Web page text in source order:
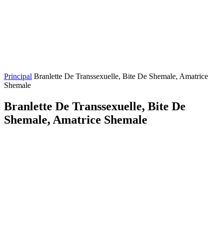
Principal Branlette De Transsexuelle, Bite De Shemale, Amatrice
Shemale
Branlette De Transsexuelle, Bite De
Shemale, Amatrice Shemale